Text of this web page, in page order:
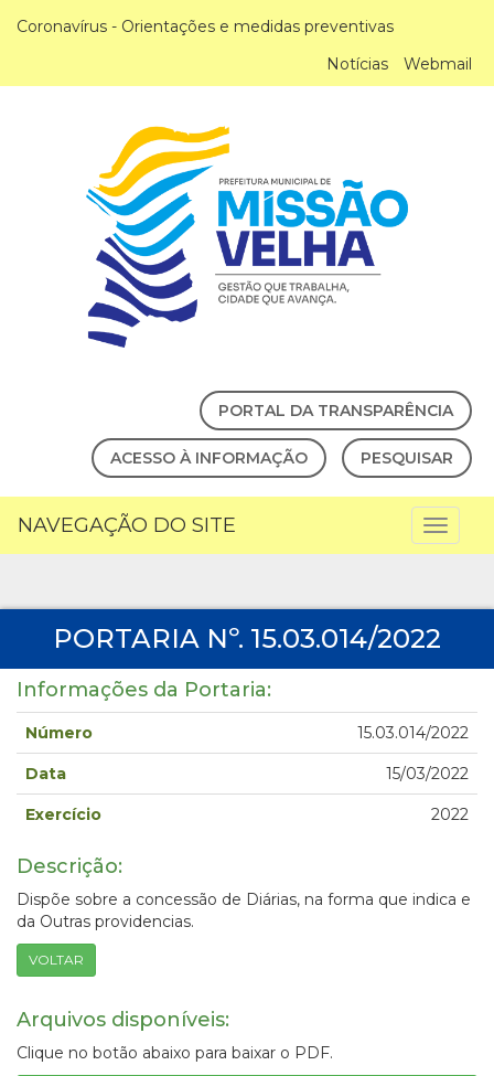
Coronavírus - Orientações e medidas preventivas
Notícias
Webmail
PORTAL DA TRANSPARÊNCIA
ACESSO À INFORMAÇÃO PESQUISAR
NAVEGAÇÃO DO SITE
PORTARIA Nº. 15.03.014/2022
Informações da Portaria:
Número 15.03.014/2022
Data 15/03/2022
Exercício 2022
Descrição:
Dispõe sobre a concessão de Diárias, na forma que indica e
da Outras providencias.
VOLTAR
Arquivos disponíveis:
Clique no botão abaixo para baixar o PDF.